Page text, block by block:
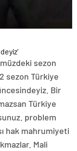
sezon
sezon Türkiye
Bir
Türkiye
problem
hak mahrumiyeti
Mali